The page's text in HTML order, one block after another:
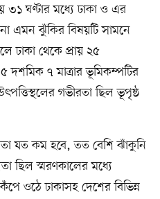
ঘণ্টার মধ্যে ঢাকা ও এর
এমন ঝুঁকির বিষয়টি সামনে
ঢাকা থেকে প্রায় ২৫
দশমিক ৭ মাত্রার ভূমিকম্পটির
গভীরতা ছিল ভূপৃষ্ঠ
যত কম হবে, তত বেশি ঝাঁকুনি
ছিল স্মরণকালের মধ্যে
ওঠে ঢাকাসহ দেশের বিভিন্ন